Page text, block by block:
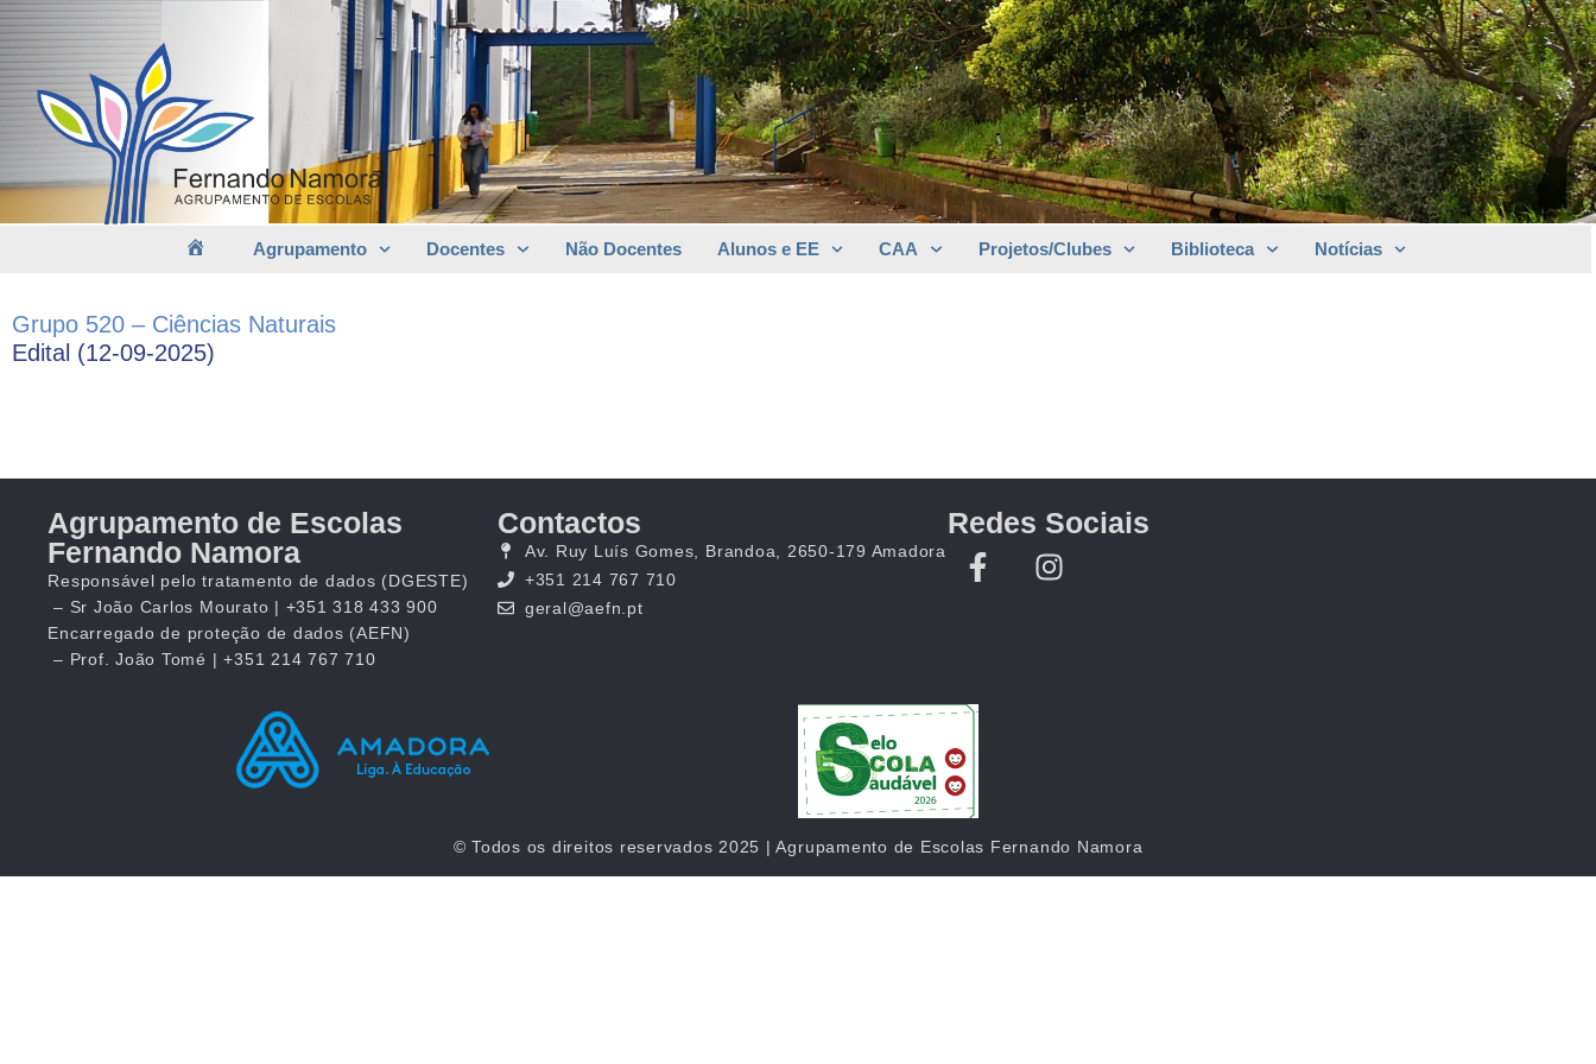
Agrupamento Docentes Não Docentes Alunos e EE CAA Projetos/Clubes Biblioteca Notícias
Grupo 520 – Ciências Naturais
Edital (12-09-2025)
Agrupamento de Escolas
Fernando Namora
Responsável pelo tratamento de dados (DGESTE)
– Sr João Carlos Mourato | +351 318 433 900
Encarregado de proteção de dados (AEFN)
– Prof. João Tomé | +351 214 767 710
Contactos
Av. Ruy Luís Gomes, Brandoa, 2650-179 Amadora
+351 214 767 710
geral@aefn.pt
Redes Sociais
© Todos os direitos reservados 2025 | Agrupamento de Escolas Fernando Namora